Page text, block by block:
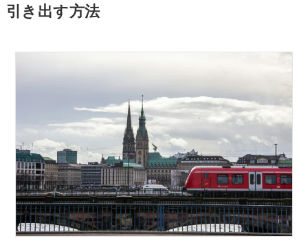
引き出す方法